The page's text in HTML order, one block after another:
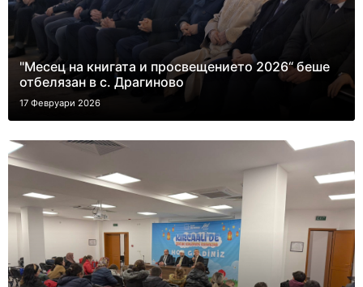
"Месец на книгата и просвещението 2026“ беше
отбелязан в с. Драгиново
17 Февруари 2026